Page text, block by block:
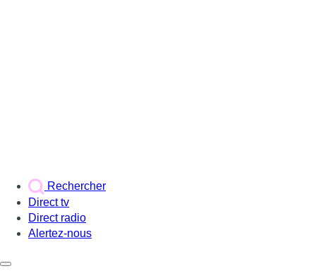
Rechercher
Direct tv
Direct radio
Alertez-nous